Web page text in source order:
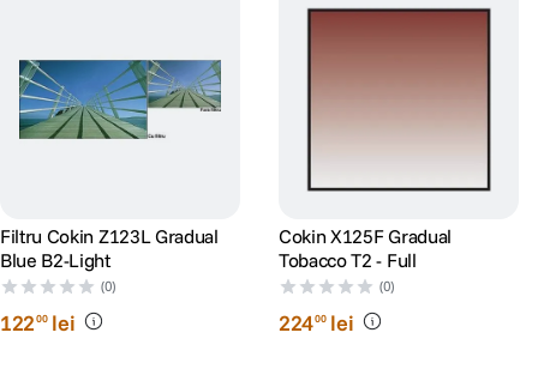
Filtru Cokin Z123L Gradual
Blue B2-Light
(0)
12200 lei
Cokin X125F Gradual
Tobacco T2 - Full
(0)
22400 lei